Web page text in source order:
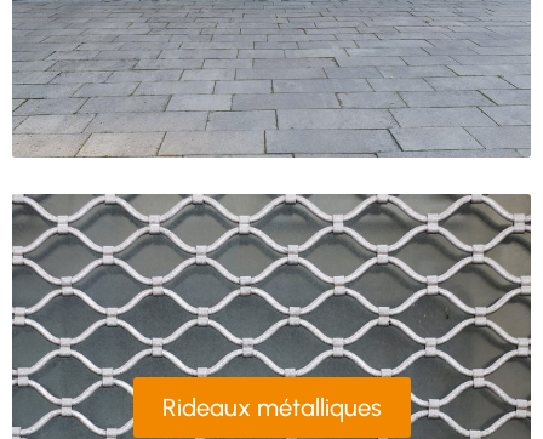
Rideaux métalliques